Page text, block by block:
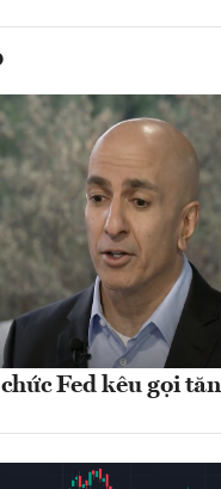
Fed kêu gọi